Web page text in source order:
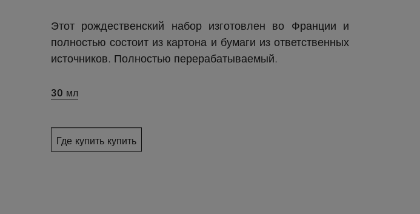
Этот рождественский набор изготовлен во Франции и
полностью состоит из картона и бумаги из ответственных
источников. Полностью перерабатываемый.
30 мл
Где купить купить